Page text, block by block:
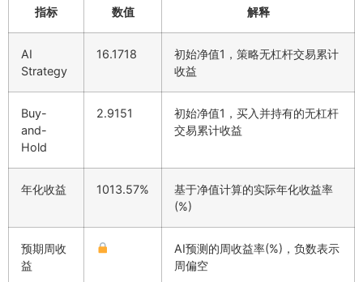
指标 数值 解释
AI
Strategy
16.1718
初始净值1，策略无杠杆交易累计
收益
Buy-
and-
Hold
2.9151
初始净值1，买入并持有的无杠杆
交易累计收益
年化收益 1013.57%
基于净值计算的实际年化收益率
(%)
预期周收
益
AI预测的周收益率(%)，负数表示
周偏空